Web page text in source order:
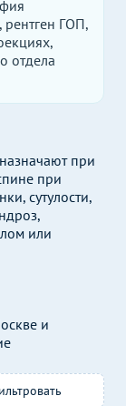
и
рентген ГОП,
отдела
при
при
сутулости,
или